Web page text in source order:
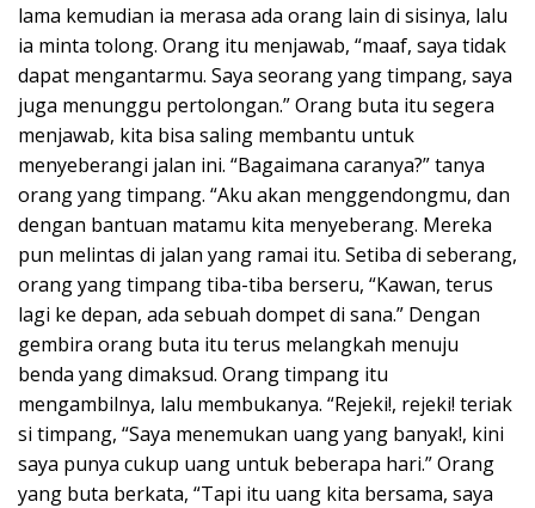
lama kemudian ia merasa ada orang lain di sisinya, lalu
ia minta tolong. Orang itu menjawab, “maaf, saya tidak
dapat mengantarmu. Saya seorang yang timpang, saya
juga menunggu pertolongan.” Orang buta itu segera
menjawab, kita bisa saling membantu untuk
menyeberangi jalan ini. “Bagaimana caranya?” tanya
orang yang timpang. “Aku akan menggendongmu, dan
dengan bantuan matamu kita menyeberang. Mereka
pun melintas di jalan yang ramai itu. Setiba di seberang,
orang yang timpang tiba-tiba berseru, “Kawan, terus
lagi ke depan, ada sebuah dompet di sana.” Dengan
gembira orang buta itu terus melangkah menuju
benda yang dimaksud. Orang timpang itu
mengambilnya, lalu membukanya. “Rejeki!, rejeki! teriak
si timpang, “Saya menemukan uang yang banyak!, kini
saya punya cukup uang untuk beberapa hari.” Orang
yang buta berkata, “Tapi itu uang kita bersama, saya